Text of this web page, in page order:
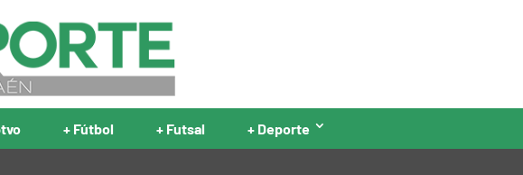
+ Fútbol + Futsal + Deporte